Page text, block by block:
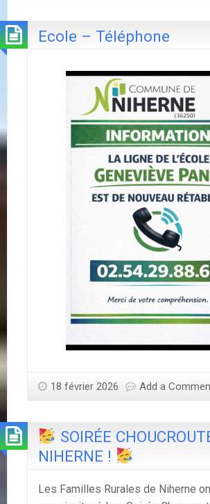
Ecole – Téléphone
18 février 2026 Add a
SOIRÉE
NIHERNE !
Les Familles Rurales de Niherne